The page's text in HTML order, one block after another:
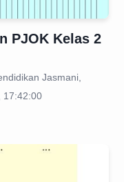
PJOK Kelas 2
Jasmani,
17:42:00